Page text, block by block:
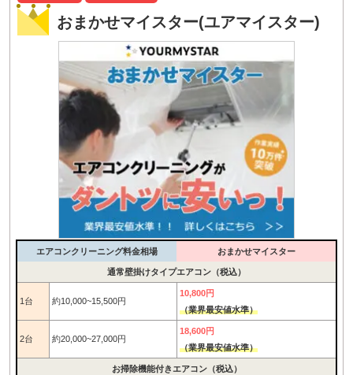
おまかせマイスター(ユアマイスター)
エアコンクリーニング料金相場 おまかせマイスター
通常壁掛けタイプエアコン（税込）
1台 約10,000~15,500円
10,800円
（業界最安値水準）
2台 約20,000~27,000円
18,600円
（業界最安値水準）
お掃除機能付きエアコン（税込）